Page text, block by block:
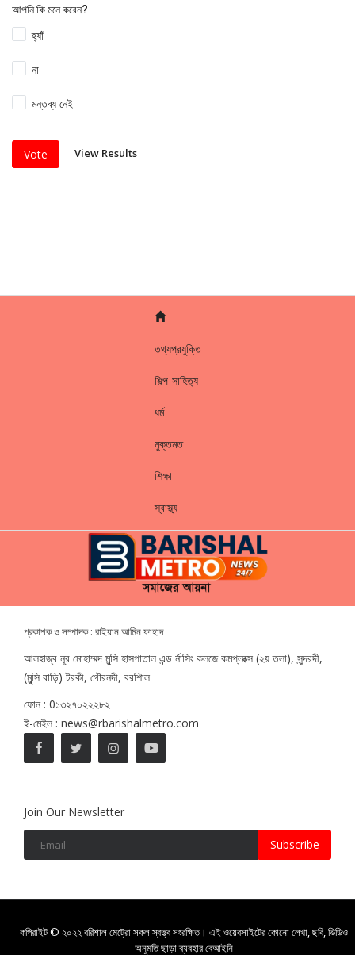
আপনি কি মনে করেন?
হ্যাঁ
না
মন্তব্য নেই
Vote View Results
তথ্যপ্রযুক্তি
শিল্প-সাহিত্য
ধর্ম
মুক্তমত
শিক্ষা
স্বাস্থ্য
প্রকাশক ও সম্পাদক : রাইয়ান আমিন ফাহাদ
আলহাজ্ব নূর মোহাম্মদ মুন্সি হাসপাতাল এন্ড র্নাসিং কলজে কমপ্লক্সে (২য় তলা), সুন্দরদী,
(মুন্সি বাড়ি) টরকী, গৌরনদী, বরশিাল
ফোন : 0১৩২৭০২২২৮২
ই-মেইল : news@rbarishalmetro.com
Join Our Newsletter
Subscribe
কপিরাইট © ২০২২ বরিশাল মেট্রো সকল স্বত্ত্ব সংরক্ষিত। এই ওয়েবসাইটের কোনো লেখা, ছবি, ভিডিও
অনুমতি ছাড়া ব্যবহার বেআইনি